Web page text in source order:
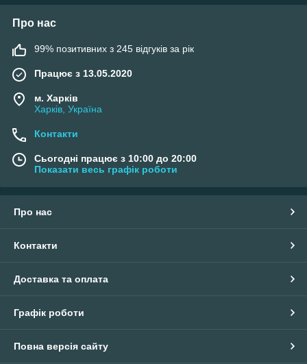
Про нас
99% позитивних з 245 відгуків за рік
Працює з 13.05.2020
м. Харків
Харків, Україна
Контакти
Сьогодні працює з 10:00 до 20:00
Показати весь графік роботи
Про нас
Контакти
Доставка та оплата
Графік роботи
Повна версія сайту